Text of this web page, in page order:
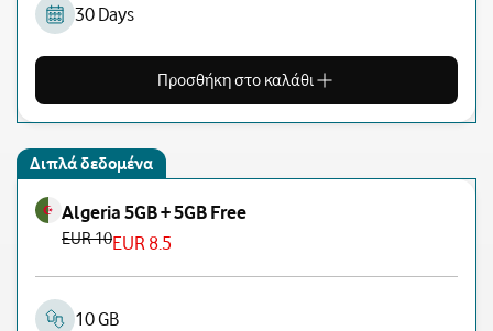
30 Days
Προσθήκη στο καλάθι
Διπλά δεδομένα
Algeria 5GB + 5GB Free
EUR 10EUR 8.5
10 GB